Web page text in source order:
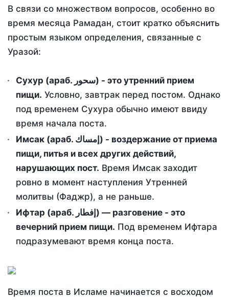
В связи со множеством вопросов, особенно во
время месяца Рамадан, стоит кратко объяснить
простым языком определения, связанные с
Уразой:
Сухур (араб. سحور) - это утренний прием
пищи. Условно, завтрак перед постом. Однако
под временем Сухура обычно имеют ввиду
время начала поста.
Имсак (араб. إمساك) - воздержание от приема
пищи, питья и всех других действий,
нарушающих пост. Время Имсак заходит
ровно в момент наступления Утренней
молитвы (Фаджр), а не раньше.
Ифтар (араб. إفطار) — разговение - это
вечерний прием пищи. Под временем Ифтара
подразумевают время конца поста.
Время поста в Исламе начинается с восходом